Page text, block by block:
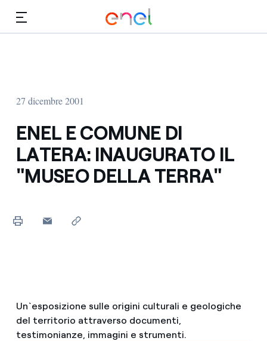
27 dicembre 2001
ENEL E COMUNE DI
LATERA: INAUGURATO IL
"MUSEO DELLA TERRA"
Un`esposizione sulle origini culturali e geologiche
del territorio attraverso documenti,
testimonianze, immagini e strumenti.